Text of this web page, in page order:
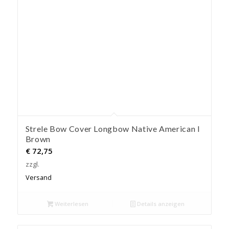
Strele Bow Cover Longbow Native American I
Brown
€72,75
zzgl.
Versand
Weiterlesen Details anzeigen